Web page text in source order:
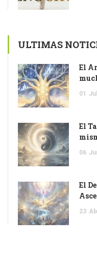
ULTIMAS
El
01 Jul
El
06
El
23